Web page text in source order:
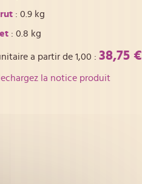
: 0.9 kg
: 0.8 kg
a partir de 1,00 : 38,75 €
la notice produit